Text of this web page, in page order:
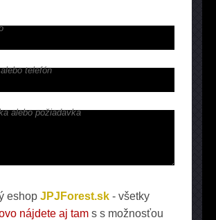
telefón
alebo požiadavka
eshop JPJForest.sk - všetky
nájdete aj tam s s možnosťou